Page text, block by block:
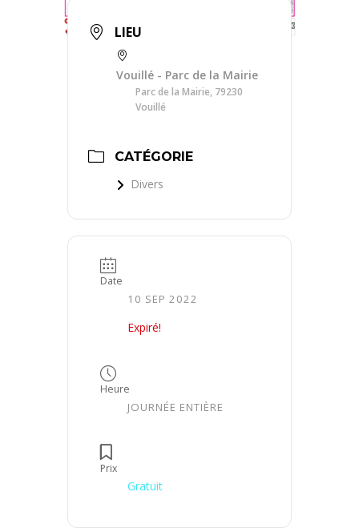
LIEU
Vouillé - Parc de la Mairie
Parc de la Mairie, 79230
Vouillé
CATÉGORIE
Divers
Date
10 SEP 2022
Expiré!
Heure
JOURNÉE ENTIÈRE
Prix
Gratuit